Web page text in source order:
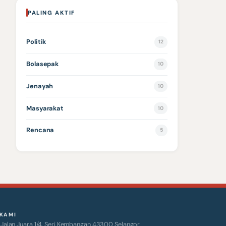
PALING AKTIF
Politik 12
Bolasepak 10
Jenayah 10
Masyarakat 10
Rencana 5
Juara 1/4, Seri Kembangan 43300 Selangor.